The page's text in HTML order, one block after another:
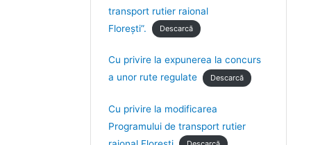
transport rutier raional
Florești”.
Descarcă
Cu privire la expunerea la concurs
a unor rute regulate
Descarcă
Cu privire la modificarea
Programului de transport rutier